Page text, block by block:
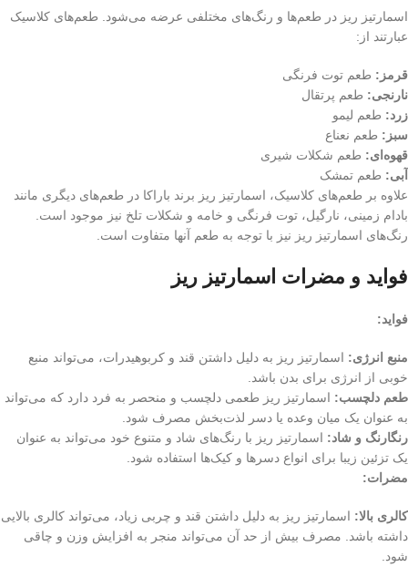
اسمارتیز ریز در طعم‌ها و رنگ‌های مختلفی عرضه می‌شود. طعم‌های کلاسیک
عبارتند از:
قرمز: طعم توت فرنگی
نارنجی: طعم پرتقال
زرد: طعم لیمو
سبز: طعم نعناع
قهوه‌ای: طعم شکلات شیری
آبی: طعم تمشک
علاوه بر طعم‌های کلاسیک، اسمارتیز ریز برند باراکا در طعم‌های دیگری مانند
بادام زمینی، نارگیل، توت فرنگی و خامه و شکلات تلخ نیز موجود است.
رنگ‌های اسمارتیز ریز نیز با توجه به طعم آنها متفاوت است.
فواید و مضرات اسمارتیز ریز
فواید:
منبع انرژی: اسمارتیز ریز به دلیل داشتن قند و کربوهیدرات، می‌تواند منبع
خوبی از انرژی برای بدن باشد.
طعم دلچسب: اسمارتیز ریز طعمی دلچسب و منحصر به فرد دارد که می‌تواند
به عنوان یک میان وعده یا دسر لذت‌بخش مصرف شود.
رنگارنگ و شاد: اسمارتیز ریز با رنگ‌های شاد و متنوع خود می‌تواند به عنوان
یک تزئین زیبا برای انواع دسرها و کیک‌ها استفاده شود.
مضرات:
کالری بالا: اسمارتیز ریز به دلیل داشتن قند و چربی زیاد، می‌تواند کالری بالایی
داشته باشد. مصرف بیش از حد آن می‌تواند منجر به افزایش وزن و چاقی
شود.